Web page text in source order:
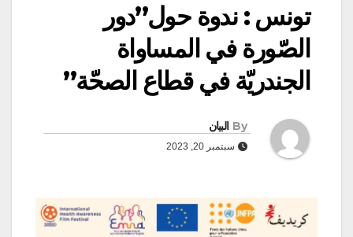
تونس : ندوة حول”دور
الصّورة في المساواة
الجندريّة في قطاع الصحّة”
By البيان
سبتمبر 20, 2023